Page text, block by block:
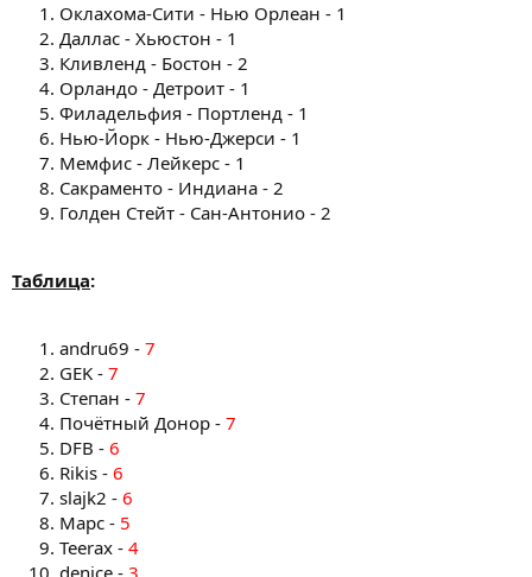
Оклахома-Сити - Нью Орлеан - 1
Даллас - Хьюстон - 1
Кливленд - Бостон - 2
Орландо - Детроит - 1
Филадельфия - Портленд - 1
Нью-Йорк - Нью-Джерси - 1
Мемфис - Лейкерс - 1
Сакраменто - Индиана - 2
Голден Стейт - Сан-Антонио - 2
Таблица:
andru69 - 7
GEK - 7
Степан - 7
Почётный Донор - 7
DFB - 6
Rikis - 6
slajk2 - 6
Марс - 5
Teerax - 4
denice - 3